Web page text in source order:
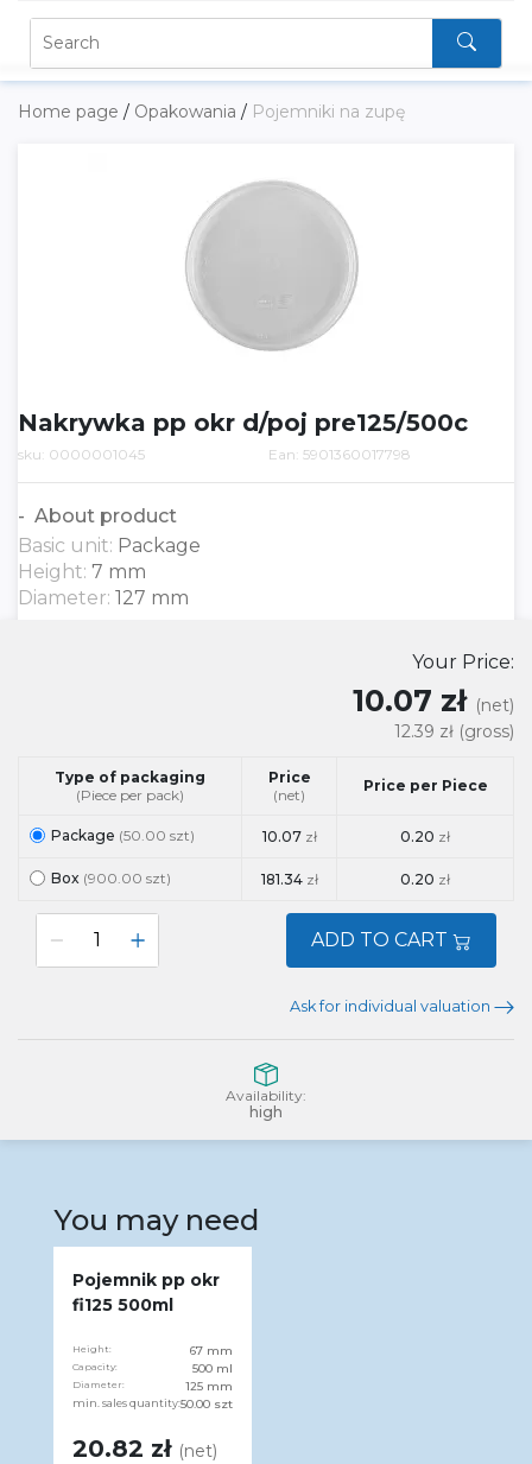
Home page / Opakowania / Pojemniki na zupę
Nakrywka pp okr d/poj pre125/500c
sku: 0000001045 Ean: 5901360017798
About product
Basic unit: Package
Height: 7 mm
Diameter: 127 mm
Your Price:
10.07 zł (net)
12.39 zł (gross)
Type of packaging
(Piece per pack)
Price
(net)
Price per Piece
Package (50.00 szt) 10.07 zł 0.20 zł
Box (900.00 szt) 181.34 zł 0.20 zł
ADD TO CART
Ask for individual valuation
Availability:
high
You may need
Pojemnik pp okr
fi125 500ml
Height: 67 mm
Capacity: 500 ml
Diameter: 125 mm
min. sales quantity:50.00 szt
20.82 zł (net)